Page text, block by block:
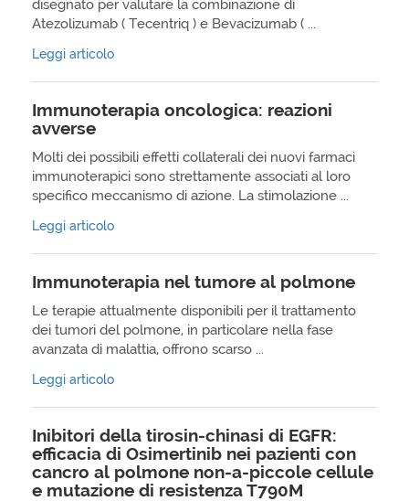
disegnato per valutare la combinazione di
Atezolizumab ( Tecentriq ) e Bevacizumab ( ...
Leggi articolo
Immunoterapia oncologica: reazioni
avverse
Molti dei possibili effetti collaterali dei nuovi farmaci
immunoterapici sono strettamente associati al loro
specifico meccanismo di azione. La stimolazione ...
Leggi articolo
Immunoterapia nel tumore al polmone
Le terapie attualmente disponibili per il trattamento
dei tumori del polmone, in particolare nella fase
avanzata di malattia, offrono scarso ...
Leggi articolo
Inibitori della tirosin-chinasi di EGFR:
efficacia di Osimertinib nei pazienti con
cancro al polmone non-a-piccole cellule
e mutazione di resistenza T790M